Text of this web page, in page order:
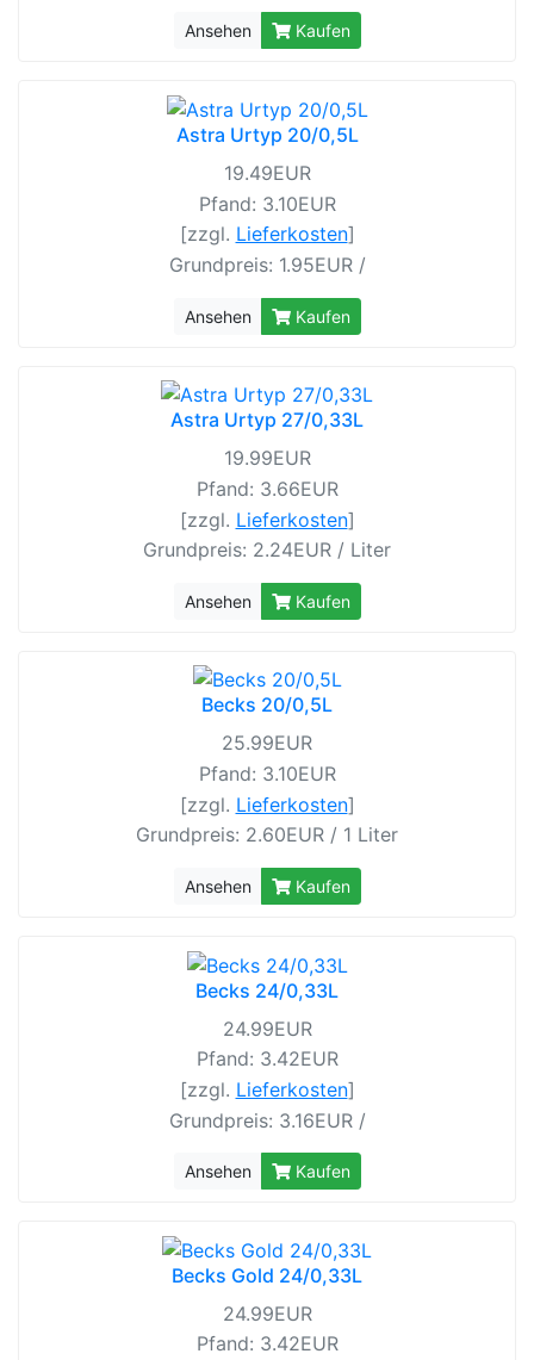
Ansehen Kaufen
Astra Urtyp 20/0,5L
19.49EUR
Pfand: 3.10EUR
[zzgl. Lieferkosten]
Grundpreis: 1.95EUR /
Ansehen Kaufen
Astra Urtyp 27/0,33L
19.99EUR
Pfand: 3.66EUR
[zzgl. Lieferkosten]
Grundpreis: 2.24EUR / Liter
Ansehen Kaufen
Becks 20/0,5L
25.99EUR
Pfand: 3.10EUR
[zzgl. Lieferkosten]
Grundpreis: 2.60EUR / 1 Liter
Ansehen Kaufen
Becks 24/0,33L
24.99EUR
Pfand: 3.42EUR
[zzgl. Lieferkosten]
Grundpreis: 3.16EUR /
Ansehen Kaufen
Becks Gold 24/0,33L
24.99EUR
Pfand: 3.42EUR